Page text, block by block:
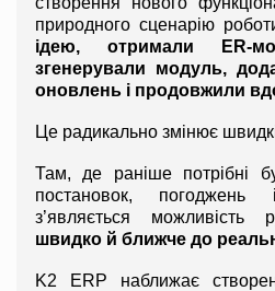
природного сценарію
ідею, отримали ER-
згенерували модуль,
оновлень і продовжили
Це радикально змінює
Там, де раніше потрібні
постановок,
з’являється можливість
швидко й ближче до
K2 ERP наближає